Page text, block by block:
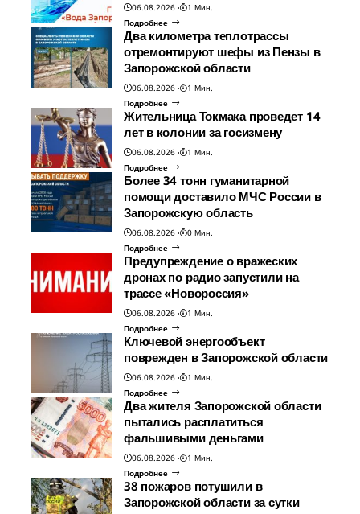
06.08.2026
1 Мин.
Подробнее
Два километра теплотрассы
отремонтируют шефы из Пензы в
Запорожской области
06.08.2026
1 Мин.
Подробнее
Жительница Токмака проведет 14
лет в колонии за госизмену
06.08.2026
1 Мин.
Подробнее
Более 34 тонн гуманитарной
помощи доставило МЧС России в
Запорожскую область
06.08.2026
0 Мин.
Подробнее
Предупреждение о вражеских
дронах по радио запустили на
трассе «Новороссия»
06.08.2026
1 Мин.
Подробнее
Ключевой энергообъект
поврежден в Запорожской области
06.08.2026
1 Мин.
Подробнее
Два жителя Запорожской области
пытались расплатиться
фальшивыми деньгами
06.08.2026
1 Мин.
Подробнее
38 пожаров потушили в
Запорожской области за сутки